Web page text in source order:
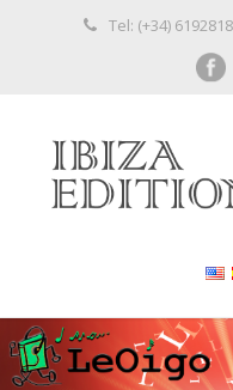
Tel: (+34)